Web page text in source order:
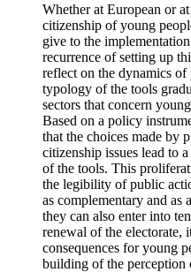
Whether at European or
citizenship of young
give to the
recurrence of setting up
reflect on the dynamics
typology of the tools
sectors that concern
Based on a policy
that the choices made by
citizenship issues lead to
of the tools. This
the legibility of public
as complementary and
they can also enter into
renewal of the electorate,
consequences for young
building of the perception